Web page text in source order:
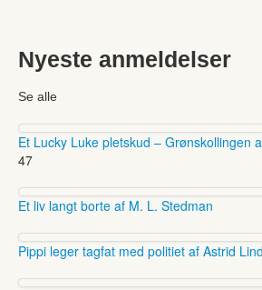
Nyeste anmeldelser
Se alle
Et Lucky Luke pletskud – Grønskollingen
47
Et liv langt borte af M. L. Stedman
Pippi leger tagfat med politiet af Astrid